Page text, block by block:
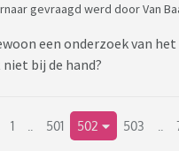
gevraagd werd door Van
een onderzoek van
niet bij de hand?
1 501 502 503